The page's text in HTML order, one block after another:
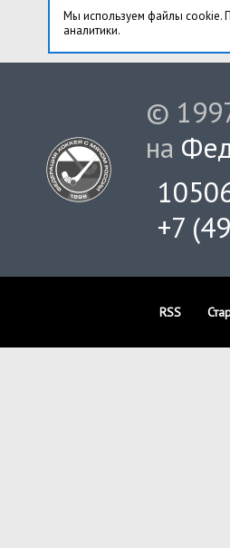
Мы используем файлы cookie.
аналитики.
©
на
+7
RSS